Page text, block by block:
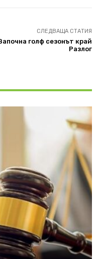
СЛЕДВАЩА СТАТИЯ
голф сезонът край
Разлог